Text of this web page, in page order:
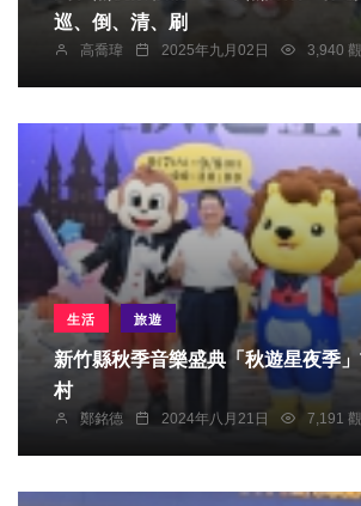
巡、倒、清、刷
高喬瑋 2025年九月02日 3,940
生活 旅遊
新竹縣秋季音樂盛典「秋遊星夜季
村
鄭銘德 2024年八月21日 7,191